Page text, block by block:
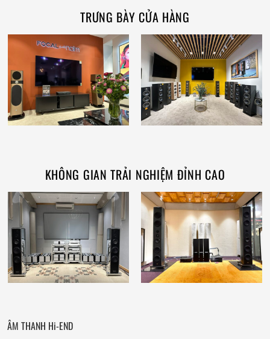
TRƯNG BÀY CỬA HÀNG
KHÔNG GIAN TRẢI NGHIỆM ĐỈNH CAO
ÂM THANH Hi-END